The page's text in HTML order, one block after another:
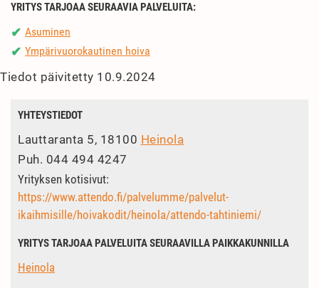
YRITYS TARJOAA SEURAAVIA PALVELUITA:
✔ Asuminen
✔ Ympärivuorokautinen hoiva
Tiedot päivitetty 10.9.2024
YHTEYSTIEDOT
Lauttaranta 5, 18100 Heinola
Puh. 044 494 4247
Yrityksen kotisivut:
https://www.attendo.fi/palvelumme/palvelut-
ikaihmisille/hoivakodit/heinola/attendo-tahtiniemi/
YRITYS TARJOAA PALVELUITA SEURAAVILLA PAIKKAKUNNILLA
Heinola